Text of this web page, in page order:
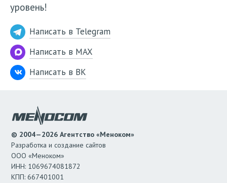
уровень!
Написать в Telegram
Написать в MAX
Написать в ВК
© 2004—2026 Агентство «Меноком»
Разработка и создание сайтов
ООО «Меноком»
ИНН: 1069674081872
КПП: 667401001